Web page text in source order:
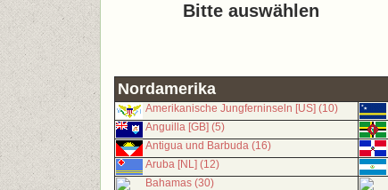
Bitte auswählen
Nordamerika
Amerikanische Jungferninseln [US] (10)
Anguilla [GB] (5)
Antigua und Barbuda (16)
Aruba [NL] (12)
Bahamas (30)